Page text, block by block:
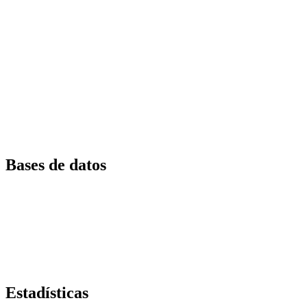
Bases de datos
Estadísticas